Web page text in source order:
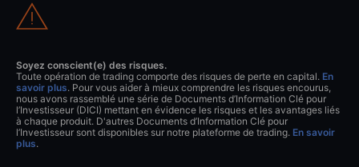
Soyez conscient(e) des risques.
Toute opération de trading comporte des risques de perte en capital. En
savoir plus. Pour vous aider à mieux comprendre les risques encourus,
nous avons rassemblé une série de Documents d’Information Clé pour
l’Investisseur (DICI) mettant en évidence les risques et les avantages liés
à chaque produit. D'autres Documents d’Information Clé pour
l’Investisseur sont disponibles sur notre plateforme de trading. En savoir
plus.